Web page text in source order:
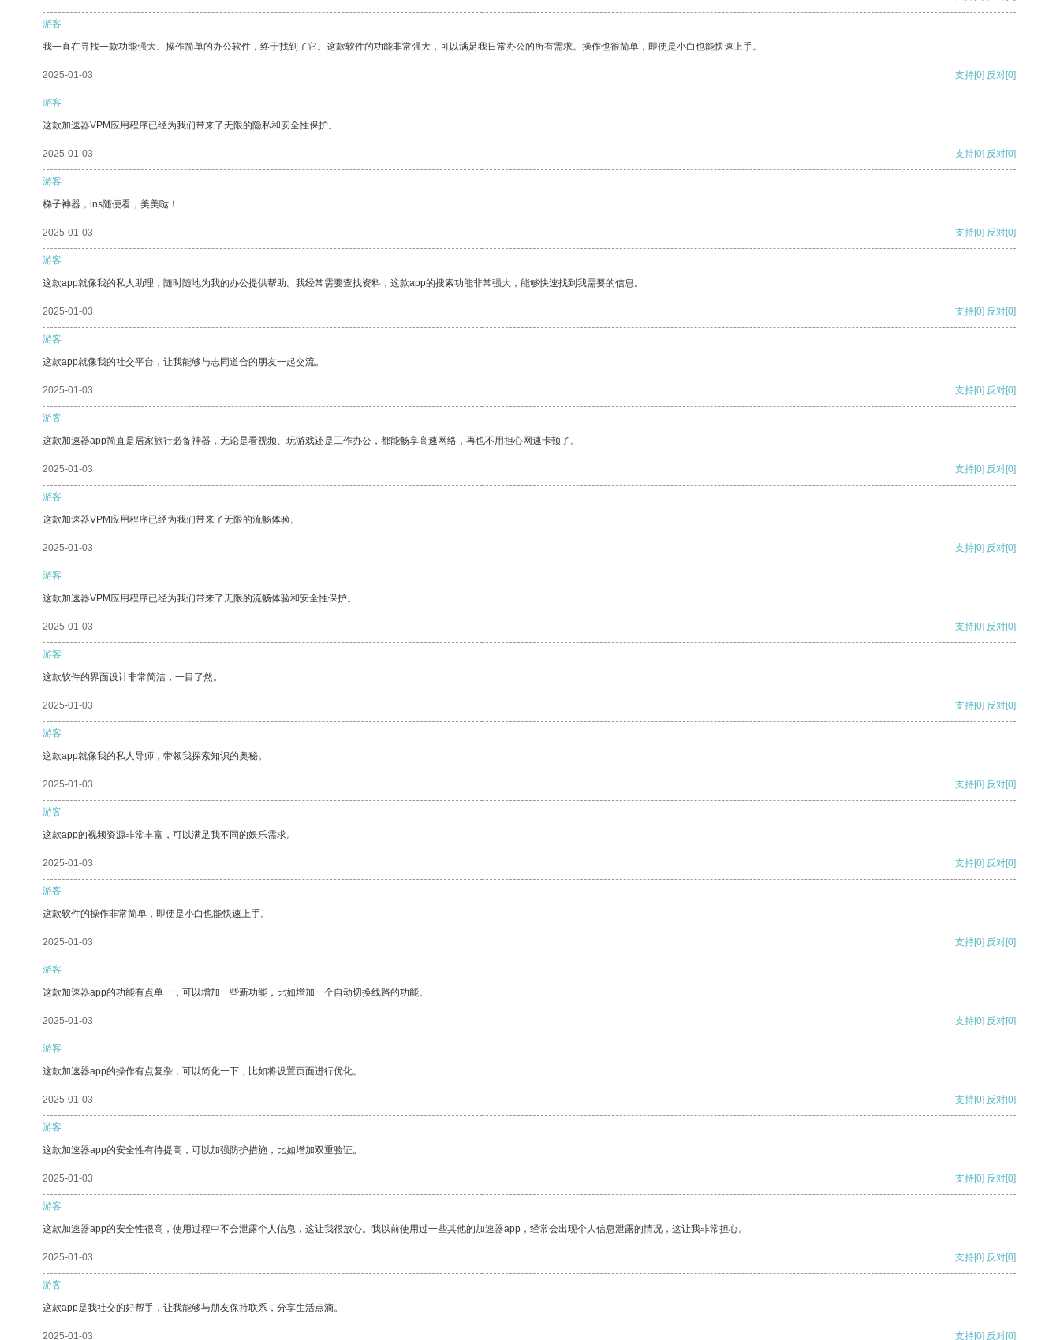
游客
我一直在寻找一款功能强大、操作简单的办公软件，终于找到了它。这款软件的功能非常强大，可以满足我日常办公的所有需求。操作也很简单，即使是小白也能快速上手。
2025-01-03 支持[0] 反对[0]
游客
这款加速器VPM应用程序已经为我们带来了无限的隐私和安全性保护。
2025-01-03 支持[0] 反对[0]
游客
梯子神器，ins随便看，美美哒！
2025-01-03 支持[0] 反对[0]
游客
这款app就像我的私人助理，随时随地为我的办公提供帮助。我经常需要查找资料，这款app的搜索功能非常强大，能够快速找到我需要的信息。
2025-01-03 支持[0] 反对[0]
游客
这款app就像我的社交平台，让我能够与志同道合的朋友一起交流。
2025-01-03 支持[0] 反对[0]
游客
这款加速器app简直是居家旅行必备神器，无论是看视频、玩游戏还是工作办公，都能畅享高速网络，再也不用担心网速卡顿了。
2025-01-03 支持[0] 反对[0]
游客
这款加速器VPM应用程序已经为我们带来了无限的流畅体验。
2025-01-03 支持[0] 反对[0]
游客
这款加速器VPM应用程序已经为我们带来了无限的流畅体验和安全性保护。
2025-01-03 支持[0] 反对[0]
游客
这款软件的界面设计非常简洁，一目了然。
2025-01-03 支持[0] 反对[0]
游客
这款app就像我的私人导师，带领我探索知识的奥秘。
2025-01-03 支持[0] 反对[0]
游客
这款app的视频资源非常丰富，可以满足我不同的娱乐需求。
2025-01-03 支持[0] 反对[0]
游客
这款软件的操作非常简单，即使是小白也能快速上手。
2025-01-03 支持[0] 反对[0]
游客
这款加速器app的功能有点单一，可以增加一些新功能，比如增加一个自动切换线路的功能。
2025-01-03 支持[0] 反对[0]
游客
这款加速器app的操作有点复杂，可以简化一下，比如将设置页面进行优化。
2025-01-03 支持[0] 反对[0]
游客
这款加速器app的安全性有待提高，可以加强防护措施，比如增加双重验证。
2025-01-03 支持[0] 反对[0]
游客
这款加速器app的安全性很高，使用过程中不会泄露个人信息，这让我很放心。我以前使用过一些其他的加速器app，经常会出现个人信息泄露的情况，这让我非常担心。
2025-01-03 支持[0] 反对[0]
游客
这款app是我社交的好帮手，让我能够与朋友保持联系，分享生活点滴。
2025-01-03 支持[0] 反对[0]